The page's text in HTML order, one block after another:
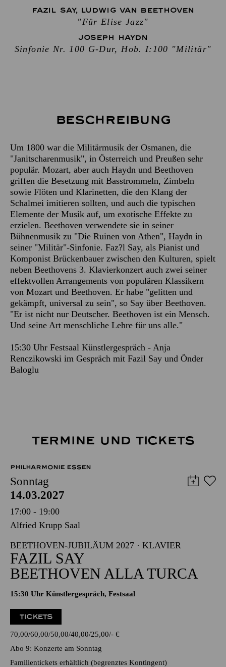
FAZIL SAY, LUDWIG VAN BEETHOVEN
"Für Elise Jazz"
JOSEPH HAYDN
Sinfonie Nr. 100 G-Dur, Hob. I:100 "Militär"
Beschreibung
Um 1800 war die Militärmusik der Osmanen, die
"Janitscharenmusik", in Österreich und Preußen sehr
populär. Mozart, aber auch Haydn und Beethoven
griffen die Besetzung mit Basstrommeln, Zimbeln
sowie Flöten und Klarinetten, die den Klang der
Schalmei imitieren sollten, und auch die typischen
Elemente der Musik auf, um exotische Effekte zu
erzielen. Beethoven verwendete sie in seiner
Bühnenmusik zu "Die Ruinen von Athen", Haydn in
seiner "Militär"-Sinfonie. Faz?l Say, als Pianist und
Komponist Brückenbauer zwischen den Kulturen, spielt
neben Beethovens 3. Klavierkonzert auch zwei seiner
effektvollen Arrangements von populären Klassikern
von Mozart und Beethoven. Er habe "gelitten und
gekämpft, universal zu sein", so Say über Beethoven.
"Er ist nicht nur Deutscher. Beethoven ist ein Mensch.
Und seine Art menschliche Lehre für uns alle."
15:30 Uhr Festsaal Künstlergespräch - Anja
Renczikowski im Gespräch mit Fazil Say und Önder
Baloglu
TERMINE UND TICKETS
PHILHARMONIE ESSEN
Sonntag
14.03.2027
17:00 - 19:00
Alfried Krupp Saal
BEETHOVEN-JUBILÄUM 2027 · KLAVIER
FAZIL SAY
BEETHOVEN ALLA TURCA
15:30 Uhr Künstlergespräch, Festsaal
TICKETS
70,00 60,00 50,00 40,00 25,00 - €
Abo 9: Konzerte am Sonntag
Familientickets erhältlich (begrenztes Kontingent)